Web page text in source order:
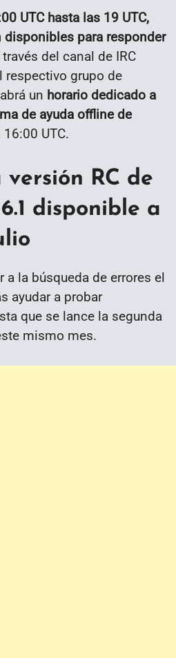
UTC hasta las 19 UTC,
para responder
del canal de IRC
respectivo grupo de
un horario dedicado a
de ayuda offline de
UTC.
RC de
disponible a
a la búsqueda de errores el
ayudar a probar
que se lance la segunda
mismo mes.